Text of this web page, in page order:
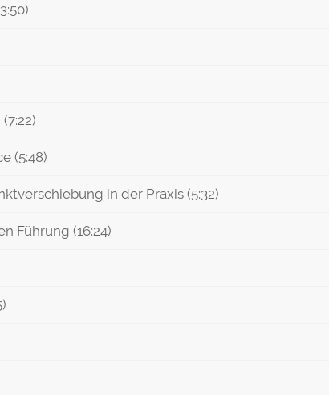
(5:48)
in der Praxis (5:32)
Führung (16:24)